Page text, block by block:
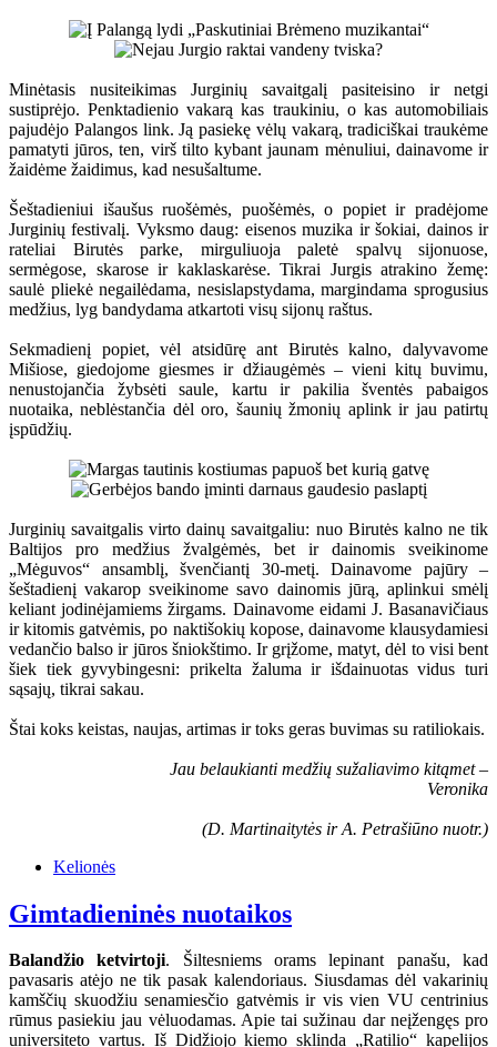
Minėtasis nusiteikimas Jurginių savaitgalį pasiteisino ir netgi
sustiprėjo. Penktadienio vakarą kas traukiniu, o kas automobiliais
pajudėjo Palangos link. Ją pasiekę vėlų vakarą, tradiciškai traukėme
pamatyti jūros, ten, virš tilto kybant jaunam mėnuliui, dainavome ir
žaidėme žaidimus, kad nesušaltume.
Šeštadieniui išaušus ruošėmės, puošėmės, o popiet ir pradėjome
Jurginių festivalį. Vyksmo daug: eisenos muzika ir šokiai, dainos ir
rateliai Birutės parke, mirguliuoja paletė spalvų sijonuose,
sermėgose, skarose ir kaklaskarėse. Tikrai Jurgis atrakino žemę:
saulė pliekė negailėdama, nesislapstydama, margindama sprogusius
medžius, lyg bandydama atkartoti visų sijonų raštus.
Sekmadienį popiet, vėl atsidūrę ant Birutės kalno, dalyvavome
Mišiose, giedojome giesmes ir džiaugėmės – vieni kitų buvimu,
nenustojančia žybsėti saule, kartu ir pakilia šventės pabaigos
nuotaika, neblėstančia dėl oro, šaunių žmonių aplink ir jau patirtų
įspūdžių.
Jurginių savaitgalis virto dainų savaitgaliu: nuo Birutės kalno ne tik
Baltijos pro medžius žvalgėmės, bet ir dainomis sveikinome
„Mėguvos“ ansamblį, švenčiantį 30-metį. Dainavome pajūry –
šeštadienį vakarop sveikinome savo dainomis jūrą, aplinkui smėlį
keliant jodinėjamiems žirgams. Dainavome eidami J. Basanavičiaus
ir kitomis gatvėmis, po naktišokių kopose, dainavome klausydamiesi
vedančio balso ir jūros šniokštimo. Ir grįžome, matyt, dėl to visi bent
šiek tiek gyvybingesni: prikelta žaluma ir išdainuotas vidus turi
sąsajų, tikrai sakau.
Štai koks keistas, naujas, artimas ir toks geras buvimas su ratiliokais.
Jau belaukianti medžių sužaliavimo kitąmet –
Veronika
(D. Martinaitytės ir A. Petrašiūno nuotr.)
Kelionės
Gimtadieninės nuotaikos
Balandžio ketvirtoji. Šiltesniems orams lepinant panašu, kad
pavasaris atėjo ne tik pasak kalendoriaus. Siusdamas dėl vakarinių
kamščių skuodžiu senamiesčio gatvėmis ir vis vien VU centrinius
rūmus pasiekiu jau vėluodamas. Apie tai sužinau dar neįžengęs pro
universiteto vartus. Iš Didžiojo kiemo sklinda „Ratilio“ kapelijos